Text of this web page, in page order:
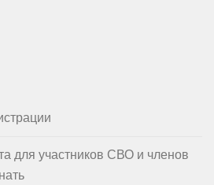
для участников СВО и членов